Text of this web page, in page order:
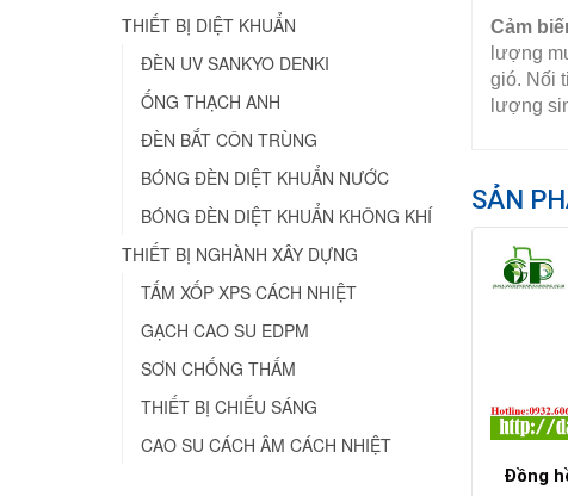
Cảm
lượng
gió. Nối
lượng
SẢN
Đồng
THIẾT BỊ DIỆT KHUẨN
ĐÈN UV SANKYO DENKI
ỐNG THẠCH ANH
ĐÈN BẮT CÔN TRÙNG
BÓNG ĐÈN DIỆT KHUẨN NƯỚC
BÓNG ĐÈN DIỆT KHUẨN KHÔNG KHÍ
THIẾT BỊ NGHÀNH XÂY DỰNG
TẤM XỐP XPS CÁCH NHIỆT
GẠCH CAO SU EDPM
SƠN CHỐNG THẤM
THIẾT BỊ CHIẾU SÁNG
CAO SU CÁCH ÂM CÁCH NHIỆT